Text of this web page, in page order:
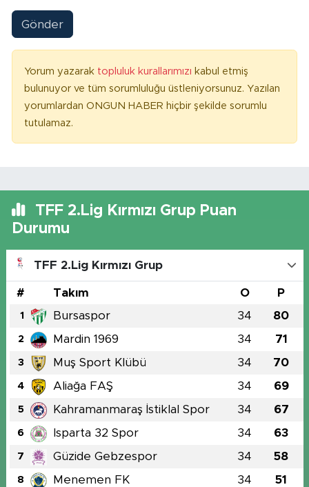
Gönder
Yorum yazarak topluluk kurallarımızı kabul etmiş
bulunuyor ve tüm sorumluluğu üstleniyorsunuz. Yazılan
yorumlardan ONGUN HABER hiçbir şekilde sorumlu
tutulamaz.
TFF 2.Lig Kırmızı Grup Puan
Durumu
TFF 2.Lig Kırmızı Grup
# Takım O P
1 Bursaspor 34 80
2 Mardin 1969 34 71
3 Muş Sport Klübü 34 70
4 Aliağa FAŞ 34 69
5 Kahramanmaraş İstiklal Spor 34 67
6 Isparta 32 Spor 34 63
7 Güzide Gebzespor 34 58
8 Menemen FK 34 51